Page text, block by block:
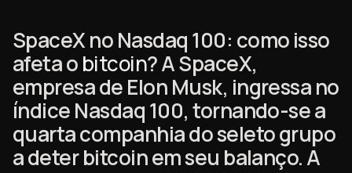
SpaceX no Nasdaq 100: como isso
afeta obitcoin? A SpaceX,
empresa de Elon Musk, ingressa no
índice Nasdaq 100, tornando-se a
quarta companhia do seleto grupo
a deter bitcoin em seu balanço. A